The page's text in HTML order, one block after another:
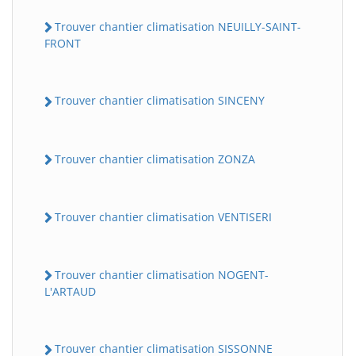
Trouver chantier climatisation NEUILLY-SAINT-
FRONT
Trouver chantier climatisation SINCENY
Trouver chantier climatisation ZONZA
Trouver chantier climatisation VENTISERI
Trouver chantier climatisation NOGENT-
L'ARTAUD
Trouver chantier climatisation SISSONNE